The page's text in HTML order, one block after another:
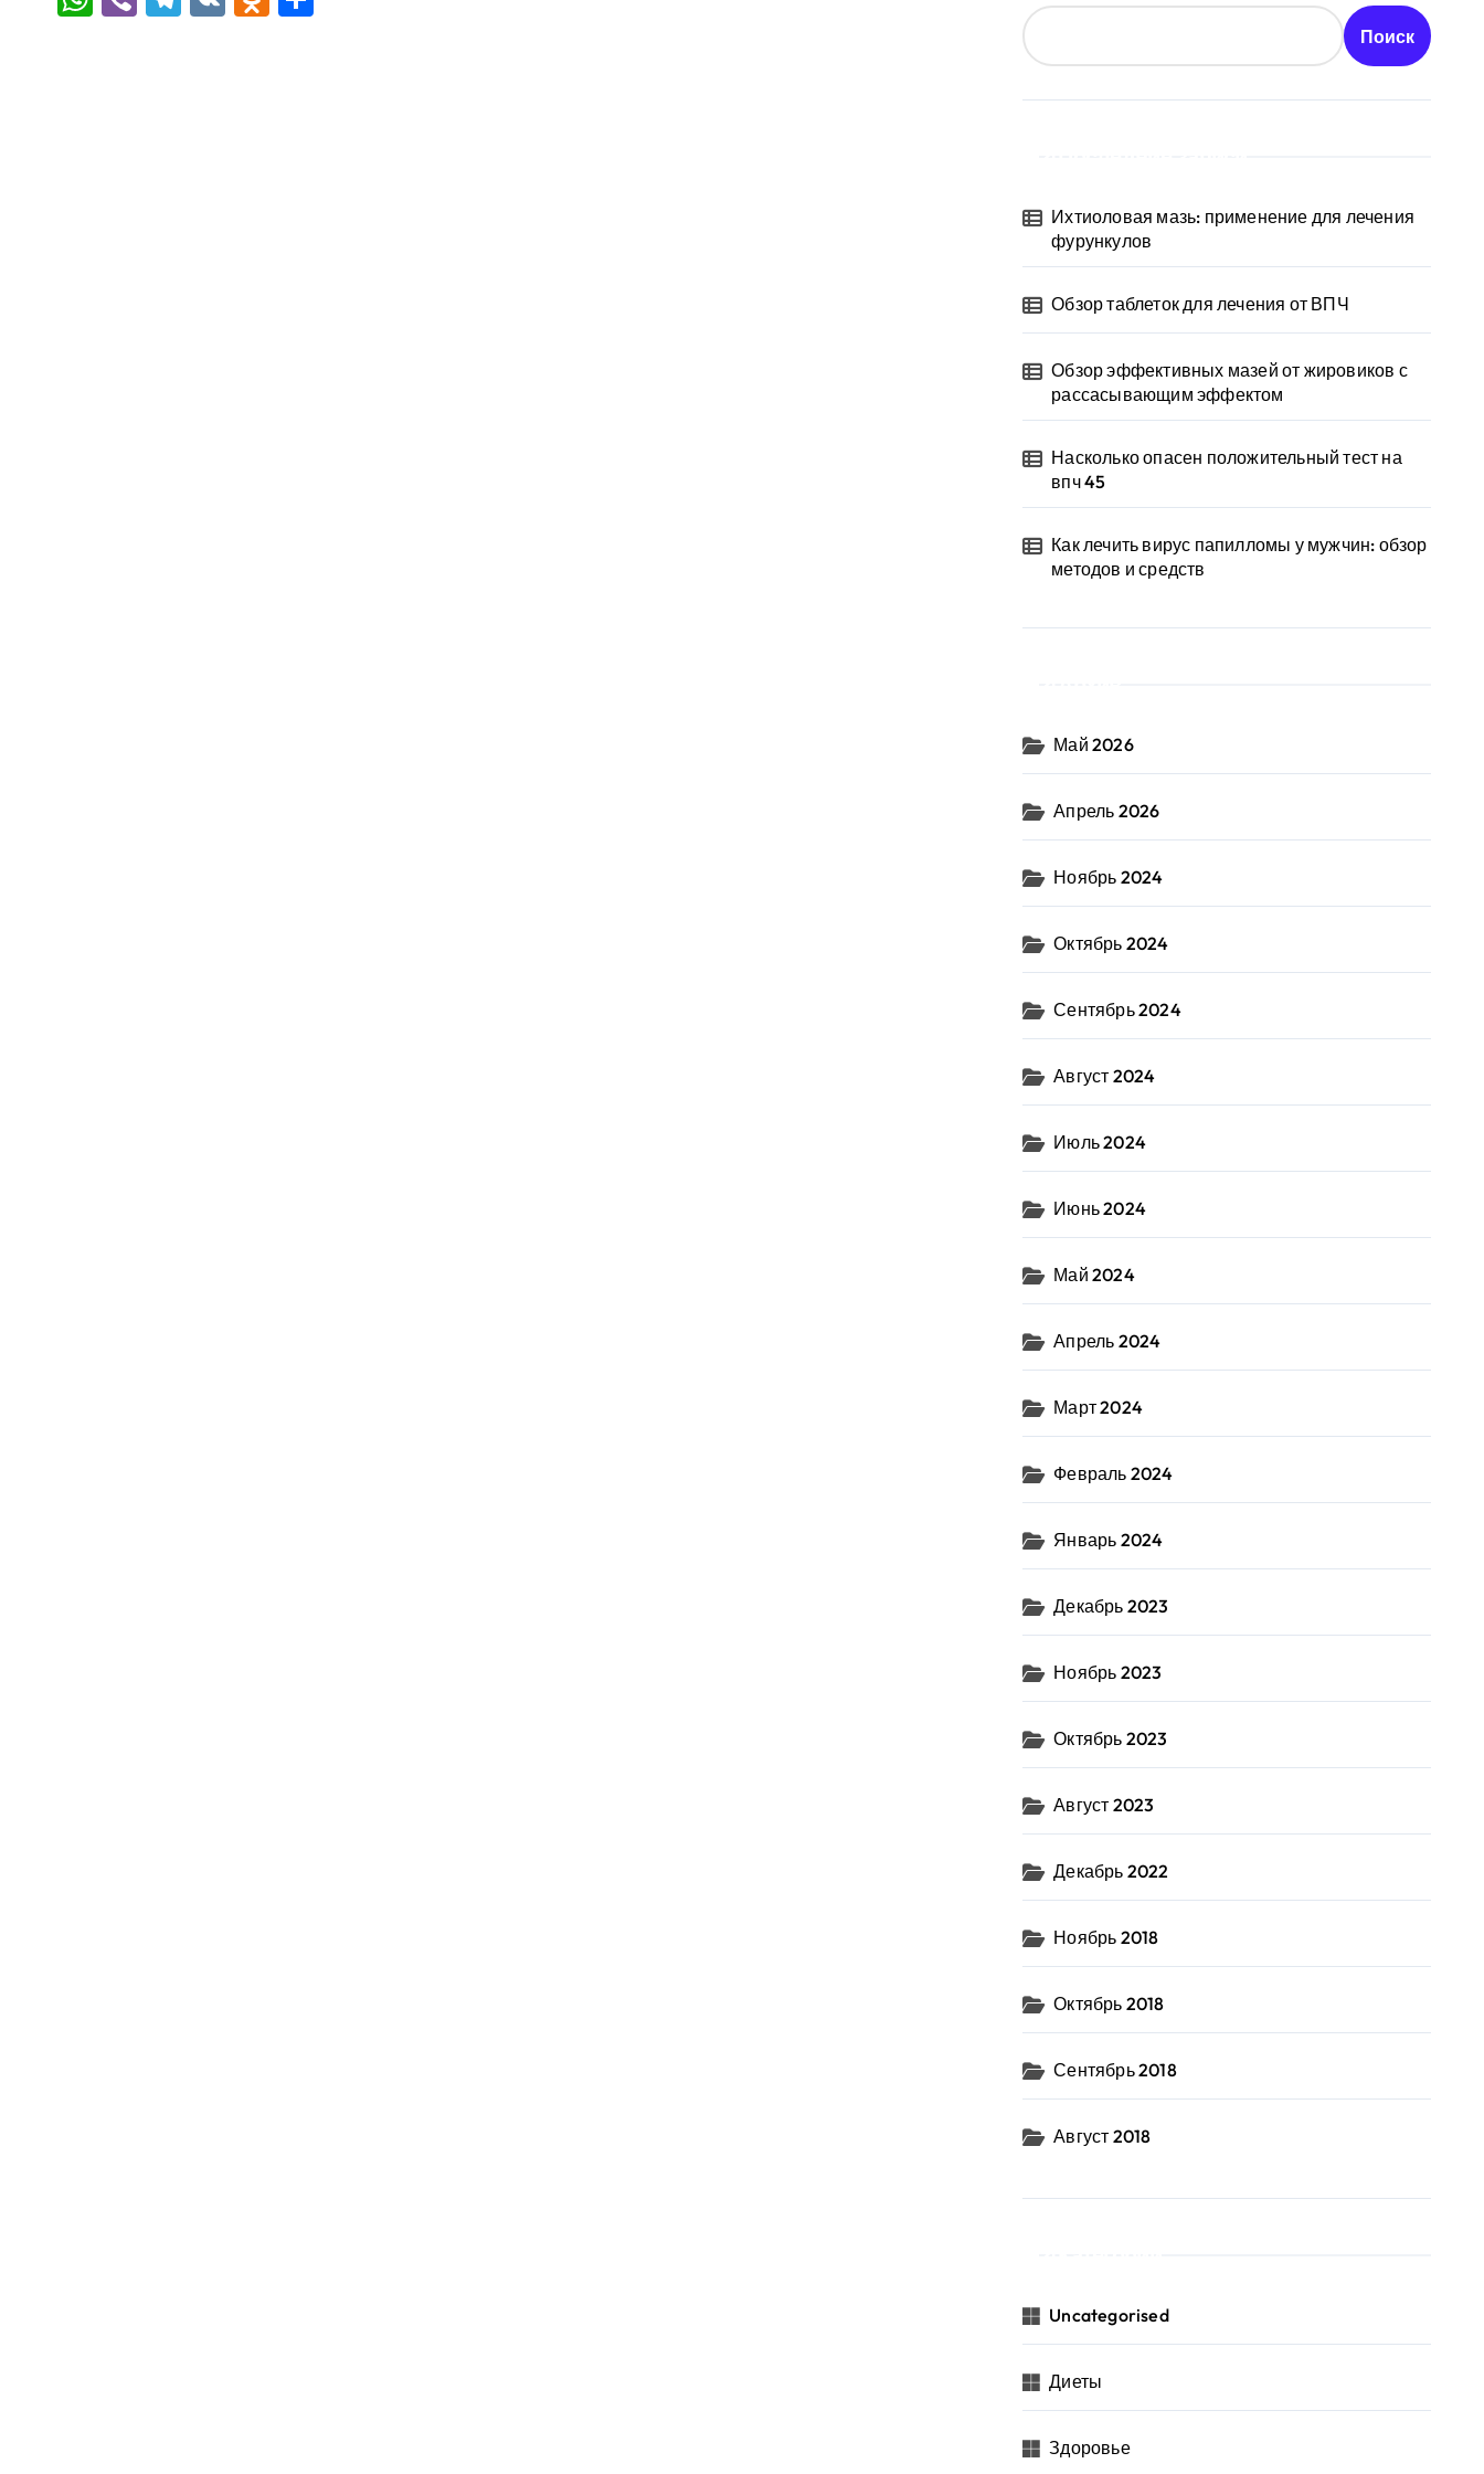
Поиск
Ихтиоловая мазь: применение для лечения
фурункулов
Обзор таблеток для лечения от ВПЧ
Обзор эффективных мазей от жировиков с
рассасывающим эффектом
Насколько опасен положительный тест на
впч 45
Как лечить вирус папилломы у мужчин: обзор
методов и средств
Май 2026
Апрель 2026
Ноябрь 2024
Октябрь 2024
Сентябрь 2024
Август 2024
Июль 2024
Июнь 2024
Май 2024
Апрель 2024
Март 2024
Февраль 2024
Январь 2024
Декабрь 2023
Ноябрь 2023
Октябрь 2023
Август 2023
Декабрь 2022
Ноябрь 2018
Октябрь 2018
Сентябрь 2018
Август 2018
Uncategorised
Диеты
Здоровье